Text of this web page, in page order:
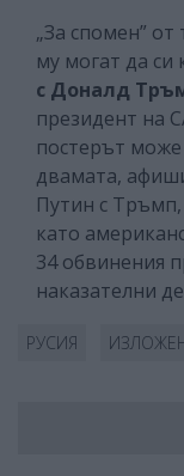
„За спомен” от
му могат да си
с Доналд
президент на
постерът може
двамата,
Путин с Тръмп,
като
34 обвинения
наказателни
РУСИЯ